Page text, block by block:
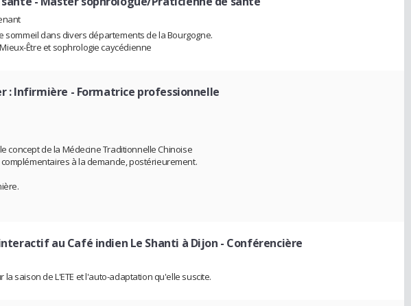
sommeil dans divers départements de la Bourgogne.
Être et sophrologie caycédienne
: Infirmière - Formatrice professionnelle
le concept de la Médecine Traditionnelle Chinoise
complémentaires à la demande, postérieurement.
au Café indien Le Shanti à Dijon - Conférencière
la saison de L'ETE et l'auto-adaptation qu'elle suscite.